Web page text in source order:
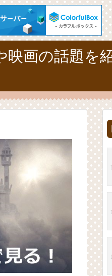
映画の話題を